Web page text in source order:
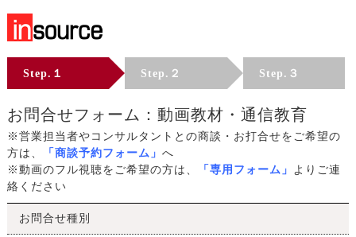
Step.１ Step.２ Step.３
お問合せフォーム：動画教材・通信教育
※営業担当者やコンサルタントとの商談・お打合せをご希望の
方は、
「 商談予約フォーム 」 へ
※動画のフル視聴をご希望の方は、
「 専用フォーム 」 よりご連
絡ください
お問合せ種別